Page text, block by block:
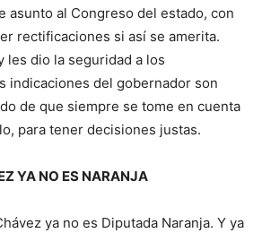
asunto al Congreso del estado, con
rectificaciones si así se amerita.
les dio la seguridad a los
indicaciones del gobernador son
de que siempre se tome en cuenta
para tener decisiones justas.
YA NO ES NARANJA
ya no es Diputada Naranja. Y ya